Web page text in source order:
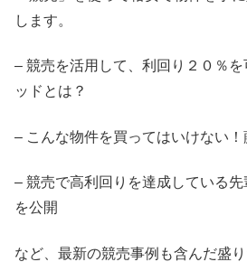
します。
– 競売を活用して、利回り２０％
ッドとは？
– こんな物件を買ってはいけない
– 競売で高利回りを達成している
を公開
など、最新の競売事例も含んだ盛